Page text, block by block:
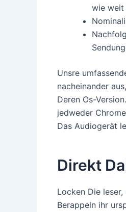
wie weit
Unsre
nacheinander
Deren Os-
jedweder
Das Audiogerät
Direkt
Locken Die
Berappeln ihr